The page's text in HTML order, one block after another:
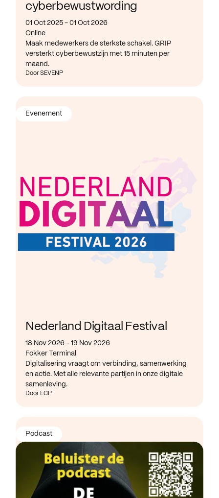
cyberbewustwording
01 Oct 2025 - 01 Oct 2026
Online
Maak medewerkers de sterkste schakel. GRIP
versterkt cyberbewustzijn met 15 minuten per
maand.
Door SEVENP
Nederland Digitaal Festival
18 Nov 2026 - 19 Nov 2026
Fokker Terminal
Digitalisering vraagt om verbinding, samenwerking
en actie. Met alle relevante partijen in onze digitale
samenleving.
Door ECP
Evenement
Podcast